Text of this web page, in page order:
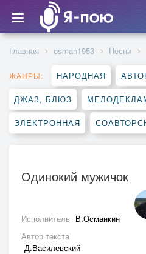
Главная osman1953 Песни
ЖАНРЫ: НАРОДНАЯ
ДЖАЗ, БЛЮЗ
ЭЛЕКТРОННАЯ
Одинокий мужичок
Исполнитель В.Османкин
Автор текста
Д.Василевский